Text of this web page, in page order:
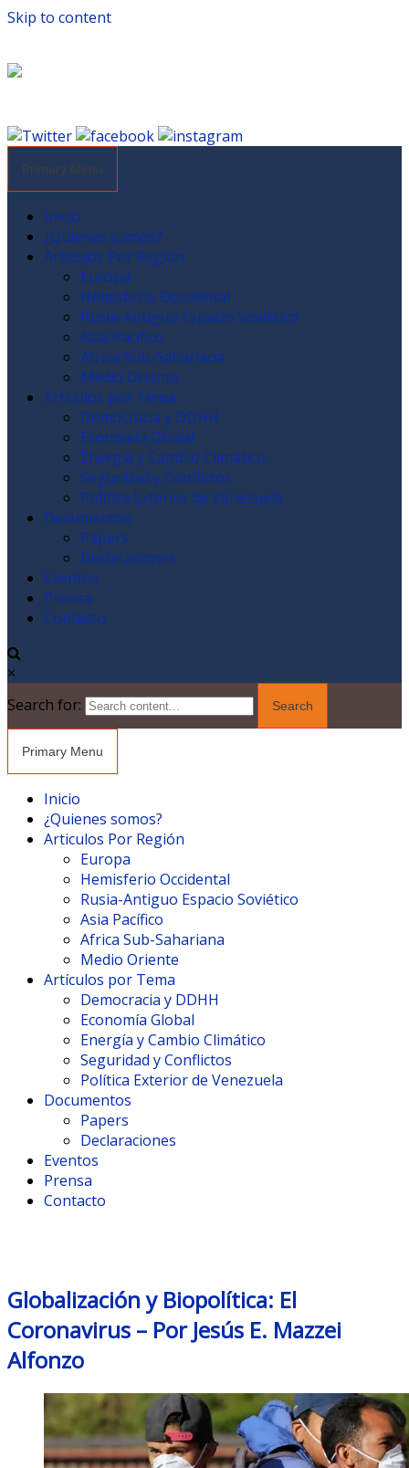
Skip to content
Primary Menu
Inicio
¿Quienes somos?
Articulos Por Región
Europa
Hemisferio Occidental
Rusia-Antiguo Espacio Soviético
Asia Pacífico
Africa Sub-Sahariana
Medio Oriente
Artículos por Tema
Democracia y DDHH
Economía Global
Energía y Cambio Climático
Seguridad y Conflictos
Política Exterior de Venezuela
Documentos
Papers
Declaraciones
Eventos
Prensa
Contacto
×
Search for:
Primary Menu
Inicio
¿Quienes somos?
Articulos Por Región
Europa
Hemisferio Occidental
Rusia-Antiguo Espacio Soviético
Asia Pacífico
Africa Sub-Sahariana
Medio Oriente
Artículos por Tema
Democracia y DDHH
Economía Global
Energía y Cambio Climático
Seguridad y Conflictos
Política Exterior de Venezuela
Documentos
Papers
Declaraciones
Eventos
Prensa
Contacto
Globalización y Biopolítica: El
Coronavirus – Por Jesús E. Mazzei
Alfonzo